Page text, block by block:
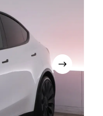
Visa nästa bild